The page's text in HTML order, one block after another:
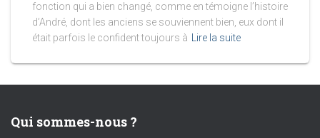
fonction qui a bien changé, comme en témoigne l’histoire
d’André, dont les anciens se souviennent bien, eux dont il
était parfois le confident toujours à
Lire la suite
Qui sommes-nous ?